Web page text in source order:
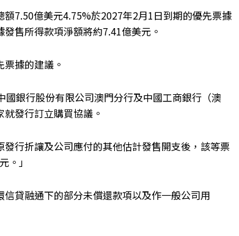
7.50億美元4.75%於2027年2月1日到期的優先票據
售所得款項淨額將約7.41億美元。
據的建議。
銀行股份有限公司澳門分行及中國工商銀行（澳
發行訂立購買協議。
行折讓及公司應付的其他估計發售開支後，該等票
。」
信貸融通下的部分未償還款項以及作一般公司用